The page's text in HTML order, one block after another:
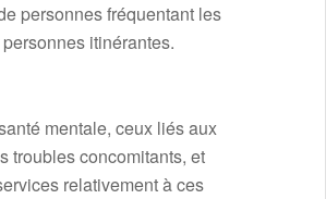
personnes fréquentant les
itinérantes.
mentale, ceux liés aux
troubles concomitants, et
relativement à ces